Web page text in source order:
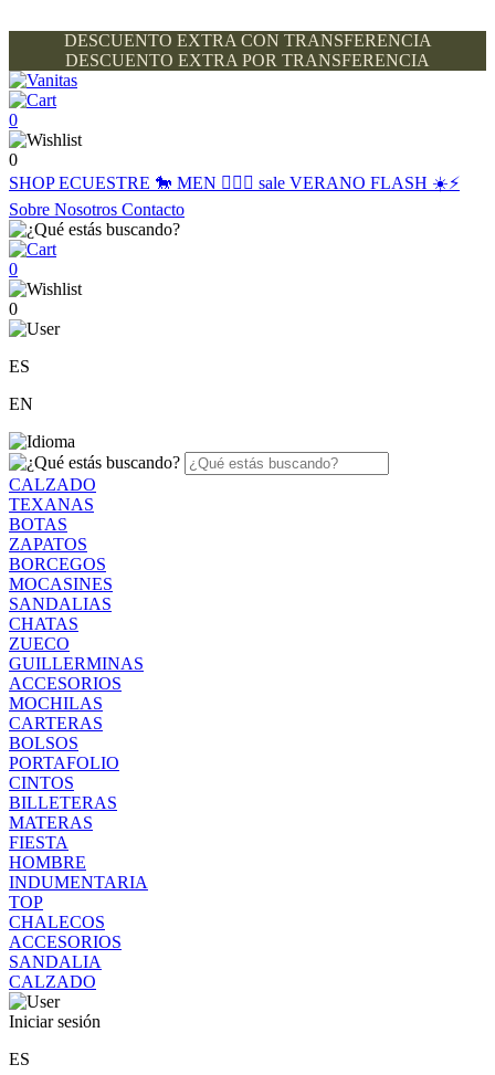
DESCUENTO EXTRA CON TRANSFERENCIA
DESCUENTO EXTRA POR TRANSFERENCIA
0
0
SHOPECUESTRE 🐎 MEN 🙋🏽‍♂️ sale VERANO FLASH ☀️⚡️
Sobre Nosotros Contacto
0
0
ES
EN
CALZADO
TEXANAS
BOTAS
ZAPATOS
BORCEGOS
MOCASINES
SANDALIAS
CHATAS
ZUECO
GUILLERMINAS
ACCESORIOS
MOCHILAS
CARTERAS
BOLSOS
PORTAFOLIO
CINTOS
BILLETERAS
MATERAS
FIESTA
HOMBRE
INDUMENTARIA
TOP
CHALECOS
ACCESORIOS
SANDALIA
CALZADO
Iniciar sesión
ES